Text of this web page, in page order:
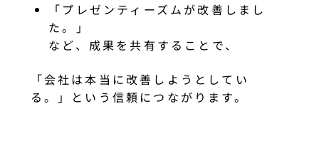
「プレゼンティーズムが改善しまし
た。」
など、成果を共有することで、
「会社は本当に改善しようとしてい
る。」という信頼につながります。